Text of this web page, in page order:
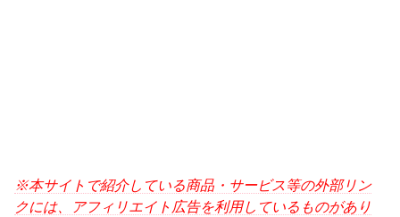
※本サイトで紹介している商品・サービス等の外部リン
クには、アフィリエイト広告を利用しているものがあり